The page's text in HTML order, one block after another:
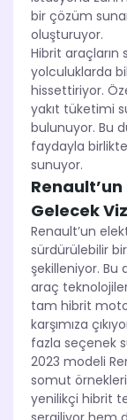
bir çözüm
oluşturuyor.
Hibrit araçların
yolculuklarda
hissettiriyor.
yakıt tüketimi
bulunuyor. Bu
faydayla
sunuyor.
Gelecek
Renault’un
sürdürülebilir
şekilleniyor.
araç
tam hibrit
karşımıza
fazla seçenek
2023 modeli
somut örnekleri
yenilikçi hibrit